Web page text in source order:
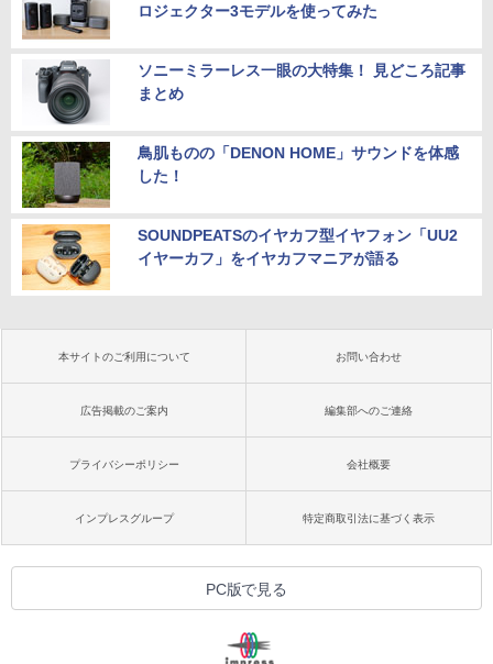
ロジェクター3モデルを使ってみた
ソニーミラーレス一眼の大特集！ 見どころ記事
まとめ
鳥肌ものの「DENON HOME」サウンドを体感
した！
SOUNDPEATSのイヤカフ型イヤフォン「UU2
イヤーカフ」をイヤカフマニアが語る
本サイトのご利用について お問い合わせ
広告掲載のご案内 編集部へのご連絡
プライバシーポリシー 会社概要
インプレスグループ 特定商取引法に基づく表示
PC版で見る